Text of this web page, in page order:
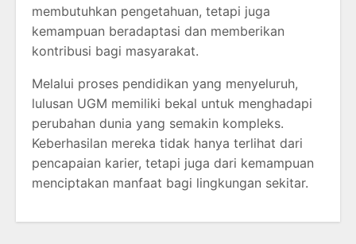
membutuhkan pengetahuan, tetapi juga
kemampuan beradaptasi dan memberikan
kontribusi bagi masyarakat.
Melalui proses pendidikan yang menyeluruh,
lulusan UGM memiliki bekal untuk menghadapi
perubahan dunia yang semakin kompleks.
Keberhasilan mereka tidak hanya terlihat dari
pencapaian karier, tetapi juga dari kemampuan
menciptakan manfaat bagi lingkungan sekitar.